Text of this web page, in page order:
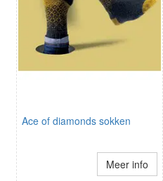
Ace of diamonds sokken
Meer info